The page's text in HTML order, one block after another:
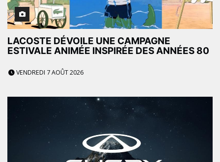
LACOSTE DÉVOILE UNE CAMPAGNE
ESTIVALE ANIMÉE INSPIRÉE DES ANNÉES 80
VENDREDI 7 AOÛT 2026